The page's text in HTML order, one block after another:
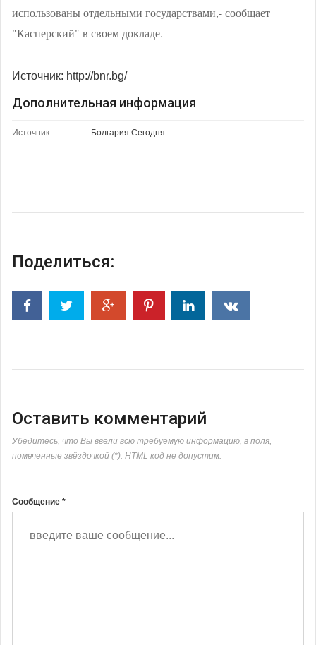
использованы отдельными государствами,- сообщает
"Касперский" в своем докладе.
Источник: http://bnr.bg/
Дополнительная информация
Источник: Болгария Сегодня
Поделиться:
Оставить комментарий
Убедитесь, что Вы ввели всю требуемую информацию, в поля,
помеченные звёздочкой (*). HTML код не допустим.
Сообщение *